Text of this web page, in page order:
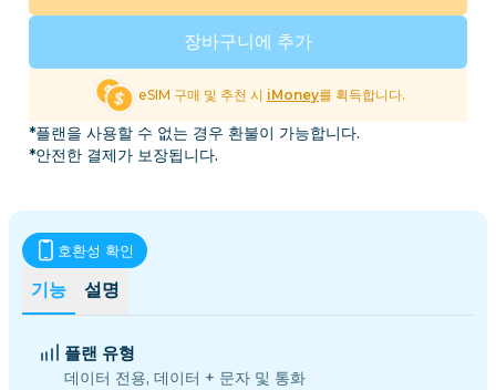
장바구니에 추가
eSIM 구매 및 추천 시 iMoney를 획득합니다.
*플랜을 사용할 수 없는 경우 환불이 가능합니다.
*안전한 결제가 보장됩니다.
기능 설명
호환성 확인
플랜 유형
데이터 전용, 데이터 + 문자 및 통화